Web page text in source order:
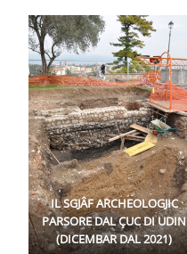
IL SGJÂF ARCHEOLOGJIC
PARSORE DAL ÇUC DI UDIN
(DICEMBAR DAL 2021)